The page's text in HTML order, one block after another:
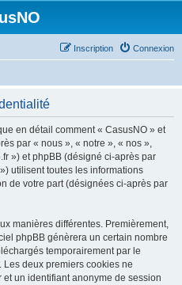
Connexion
Inscription
en détail comment « CasusNO » et
par « nous », « notre », « nos »,
») et phpBB (désigné ci-après par
utilisent toutes les informations
de votre part (désignées ci-après par
manières différentes. Premièrement,
phpBB génèrera un certain nombre
temporairement par le
deux premiers cookies ne
un identifiant anonyme de session